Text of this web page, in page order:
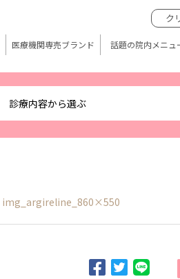
診療内容から選ぶ
ク
医療機関専売ブランド 話題の院内メニュ
img_argireline_860×550